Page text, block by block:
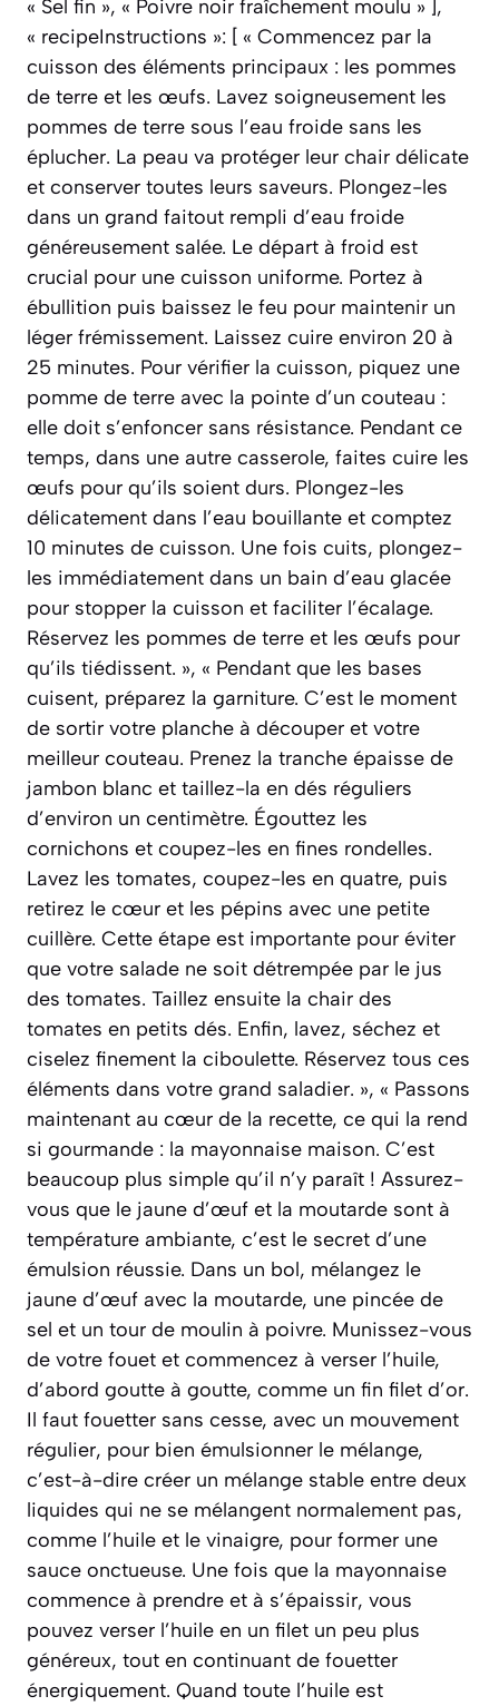
« Sel fin », « Poivre noir fraîchement moulu » ],
« recipeInstructions »: [ « Commencez par la
cuisson des éléments principaux : les pommes
de terre et les œufs. Lavez soigneusement les
pommes de terre sous l’eau froide sans les
éplucher. La peau va protéger leur chair délicate
et conserver toutes leurs saveurs. Plongez-les
dans un grand faitout rempli d’eau froide
généreusement salée. Le départ à froid est
crucial pour une cuisson uniforme. Portez à
ébullition puis baissez le feu pour maintenir un
léger frémissement. Laissez cuire environ 20 à
25 minutes. Pour vérifier la cuisson, piquez une
pomme de terre avec la pointe d’un couteau :
elle doit s’enfoncer sans résistance. Pendant ce
temps, dans une autre casserole, faites cuire les
œufs pour qu’ils soient durs. Plongez-les
délicatement dans l’eau bouillante et comptez
10 minutes de cuisson. Une fois cuits, plongez-
les immédiatement dans un bain d’eau glacée
pour stopper la cuisson et faciliter l’écalage.
Réservez les pommes de terre et les œufs pour
qu’ils tiédissent. », « Pendant que les bases
cuisent, préparez la garniture. C’est le moment
de sortir votre planche à découper et votre
meilleur couteau. Prenez la tranche épaisse de
jambon blanc et taillez-la en dés réguliers
d’environ un centimètre. Égouttez les
cornichons et coupez-les en fines rondelles.
Lavez les tomates, coupez-les en quatre, puis
retirez le cœur et les pépins avec une petite
cuillère. Cette étape est importante pour éviter
que votre salade ne soit détrempée par le jus
des tomates. Taillez ensuite la chair des
tomates en petits dés. Enfin, lavez, séchez et
ciselez finement la ciboulette. Réservez tous ces
éléments dans votre grand saladier. », « Passons
maintenant au cœur de la recette, ce qui la rend
si gourmande : la mayonnaise maison. C’est
beaucoup plus simple qu’il n’y paraît ! Assurez-
vous que le jaune d’œuf et la moutarde sont à
température ambiante, c’est le secret d’une
émulsion réussie. Dans un bol, mélangez le
jaune d’œuf avec la moutarde, une pincée de
sel et un tour de moulin à poivre. Munissez-vous
de votre fouet et commencez à verser l’huile,
d’abord goutte à goutte, comme un fin filet d’or.
Il faut fouetter sans cesse, avec un mouvement
régulier, pour bien émulsionner le mélange,
c’est-à-dire créer un mélange stable entre deux
liquides qui ne se mélangent normalement pas,
comme l’huile et le vinaigre, pour former une
sauce onctueuse. Une fois que la mayonnaise
commence à prendre et à s’épaissir, vous
pouvez verser l’huile en un filet un peu plus
généreux, tout en continuant de fouetter
énergiquement. Quand toute l’huile est